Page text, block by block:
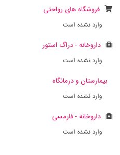
فروشگاه های رواحتی
وارد نشده است
داروخانه - دراگ استور
وارد نشده است
بیمارستان و درمانگاه
وارد نشده است
داروخانه - فارمسی
وارد نشده است